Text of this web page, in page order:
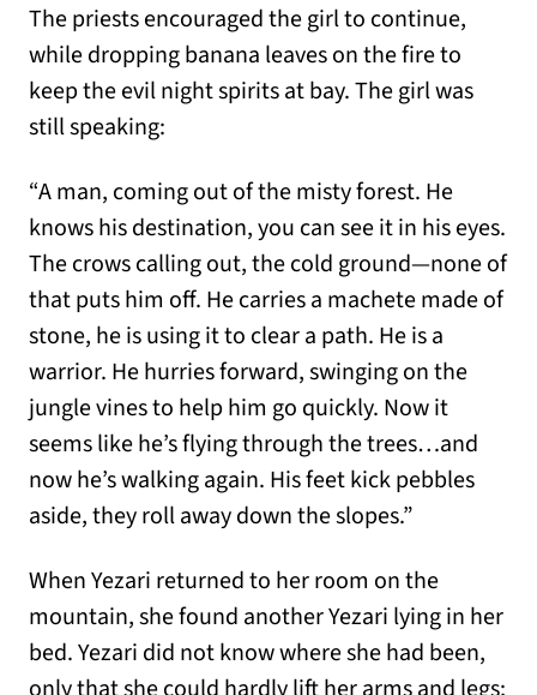
The priests encouraged the girl to continue,
while dropping banana leaves on the fire to
keep the evil night spirits at bay. The girl was
still speaking:
“A man, coming out of the misty forest. He
knows his destination, you can see it in his eyes.
The crows calling out, the cold ground—none of
that puts him off. He carries a machete made of
stone, he is using it to clear a path. He is a
warrior. He hurries forward, swinging on the
jungle vines to help him go quickly. Now it
seems like he’s flying through the trees…and
now he’s walking again. His feet kick pebbles
aside, they roll away down the slopes.”
When Yezari returned to her room on the
mountain, she found another Yezari lying in her
bed. Yezari did not know where she had been,